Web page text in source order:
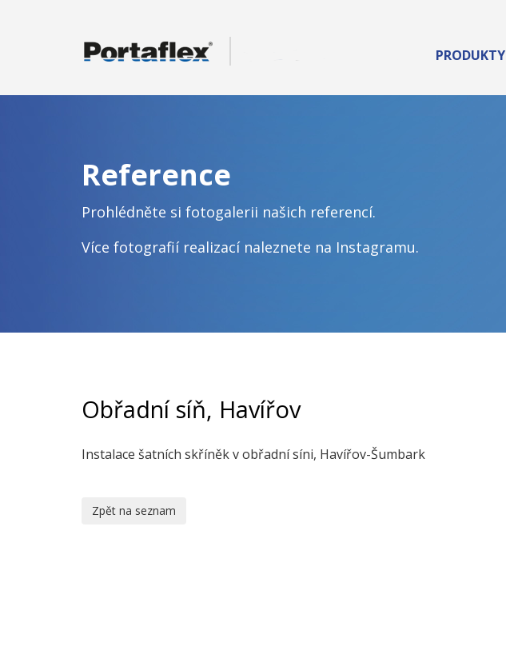
Sanikab.cz
PRODUKTY
PŘEPÁŽKY
Reference
Prohlédněte si fotogalerii našich referencí.
Více fotografií realizací naleznete na Instagramu.
Obřadní síň, Havířov
Instalace šatních skříněk v obřadní síni, Havířov-Šumbark